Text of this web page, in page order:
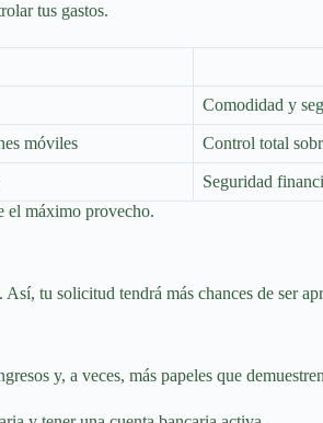
tus gastos.
Comodidad y
móviles Control total
Seguridad
el máximo provecho.
tu solicitud tendrá más chances de ser
y, a veces, más papeles que